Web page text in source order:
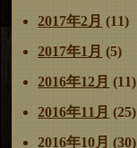
2017年2月 (11)
2017年1月 (5)
2016年12月 (11)
2016年11月 (25)
2016年10月 (30)